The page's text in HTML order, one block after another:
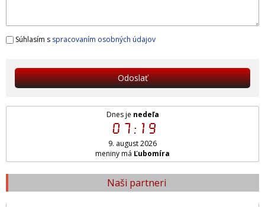
Súhlasím s spracovaním osobných údajov
Odoslať
Dnes je nedeľa
07:19
9. august 2026
meniny má Ľubomíra
Naši partneri